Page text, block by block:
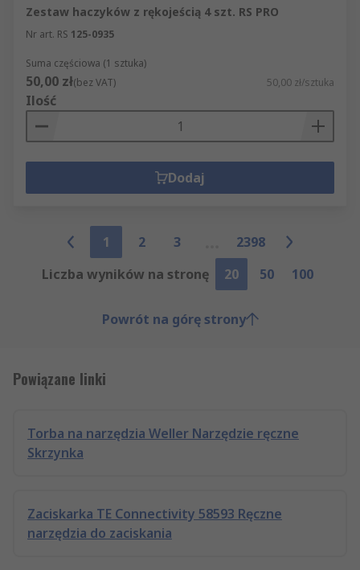
Zestaw haczyków z rękojeścią 4 szt. RS PRO
Nr art. RS 125-0935
Suma częściowa (1 sztuka)
50,00 zł(bez VAT) 50,00 zł/sztuka
Ilość
Dodaj
1 2 3
2398
Liczba wyników na stronę
20 50 100
Powrót na górę strony
Powiązane linki
Torba na narzędzia Weller Narzędzie ręczne
Skrzynka
Zaciskarka TE Connectivity 58593 Ręczne
narzędzia do zaciskania